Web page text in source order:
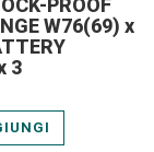
PROOF
W76(69) x
3